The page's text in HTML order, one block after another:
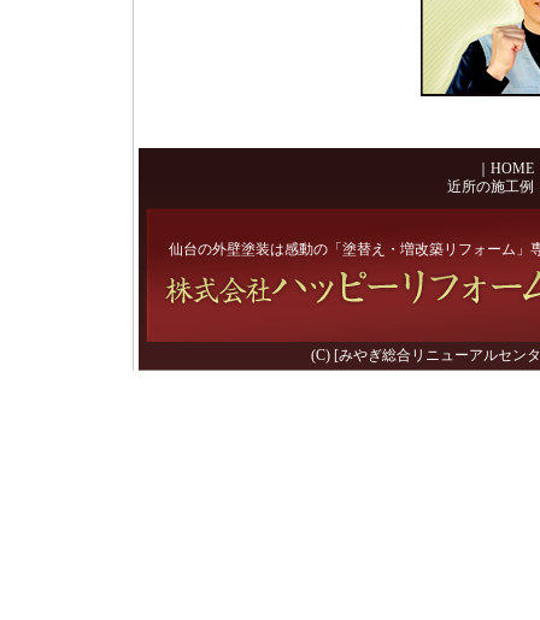
HOME
近所の施工例
仙台の外壁塗装は感動の「塗替え・増改築リフォーム」
(C) [みやぎ総合リニューアルセン